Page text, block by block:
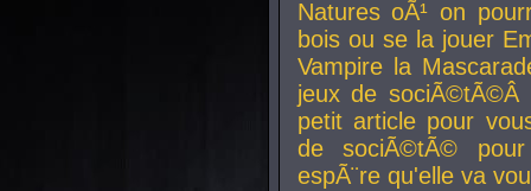
Natures oÃ¹ on
bois ou se la jouer
Vampire la
jeux de
petit article pour
de sociÃ©tÃ©
espÃ¨re qu'elle va